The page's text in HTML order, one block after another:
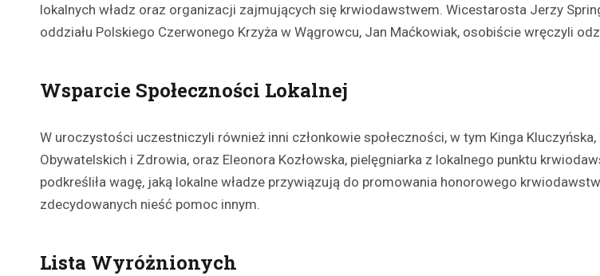
lokalnych władz oraz organizacji zajmujących się krwiodawstwem. Wicestarosta Jerzy
oddziału Polskiego Czerwonego Krzyża w Wągrowcu, Jan Maćkowiak, osobiście wręczyli
Wsparcie Społeczności Lokalnej
W uroczystości uczestniczyli również inni członkowie społeczności, w tym Kinga Kluczyńska,
Obywatelskich i Zdrowia, oraz Eleonora Kozłowska, pielęgniarka z lokalnego punktu
podkreśliła wagę, jaką lokalne władze przywiązują do promowania honorowego
zdecydowanych nieść pomoc innym.
Lista Wyróżnionych
10
W wyniku